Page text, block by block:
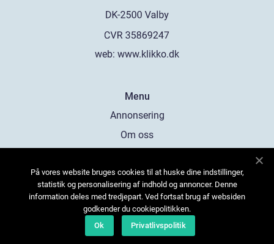
web: www.klikko.dk
Menu
Annonsering
Om oss
Kontakta oss
Sitemap
På vores website bruges cookies til at huske dine indstillinger,
statistik og personalisering af indhold og annoncer. Denne
information deles med tredjepart. Ved fortsat brug af websiden
godkender du cookiepolitikken.
Ok
Privatlivspolitik